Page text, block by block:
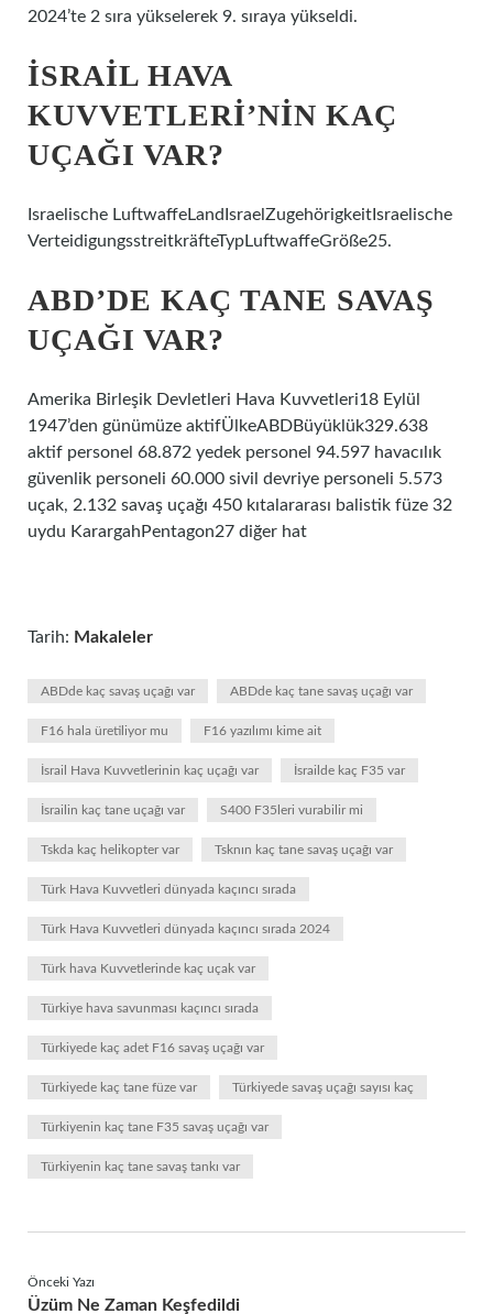
2024’te 2 sıra yükselerek 9. sıraya yükseldi.
İSRAIL HAVA
KUVVETLERI’NIN KAÇ
UÇAĞI VAR?
Israelische LuftwaffeLandIsraelZugehörigkeitIsraelische
VerteidigungsstreitkräfteTypLuftwaffeGröße25.
ABD’DE KAÇ TANE SAVAŞ
UÇAĞI VAR?
Amerika Birleşik Devletleri Hava Kuvvetleri18 Eylül
1947’den günümüze aktifÜlkeABDBüyüklük329.638
aktif personel 68.872 yedek personel 94.597 havacılık
güvenlik personeli 60.000 sivil devriye personeli 5.573
uçak, 2.132 savaş uçağı 450 kıtalararası balistik füze 32
uydu KarargahPentagon27 diğer hat
Tarih: Makaleler
ABDde kaç savaş uçağı var ABDde kaç tane savaş uçağı var
F16 hala üretiliyor mu F16 yazılımı kime ait
İsrail Hava Kuvvetlerinin kaç uçağı var İsrailde kaç F35 var
İsrailin kaç tane uçağı var S400 F35leri vurabilir mi
Tskda kaç helikopter var Tsknın kaç tane savaş uçağı var
Türk Hava Kuvvetleri dünyada kaçıncı sırada
Türk Hava Kuvvetleri dünyada kaçıncı sırada 2024
Türk hava Kuvvetlerinde kaç uçak var
Türkiye hava savunması kaçıncı sırada
Türkiyede kaç adet F16 savaş uçağı var
Türkiyede kaç tane füze var Türkiyede savaş uçağı sayısı kaç
Türkiyenin kaç tane F35 savaş uçağı var
Türkiyenin kaç tane savaş tankı var
Önceki Yazı
Üzüm Ne Zaman Keşfedildi